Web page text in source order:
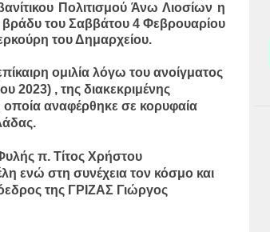
Πολιτισμού Άνω Λιοσίων η
βράδυ του Σαββάτου 4 Φεβρουαρίου
του Δημαρχείου.
ομιλία λόγω του ανοίγματος
2023) , της διακεκριμένης
αναφέρθηκε σε κορυφαία
π. Τίτος Χρήστου
ενώ στη συνέχεια τον κόσμο και
της ΓΡΙΖΑΣ Γιώργος